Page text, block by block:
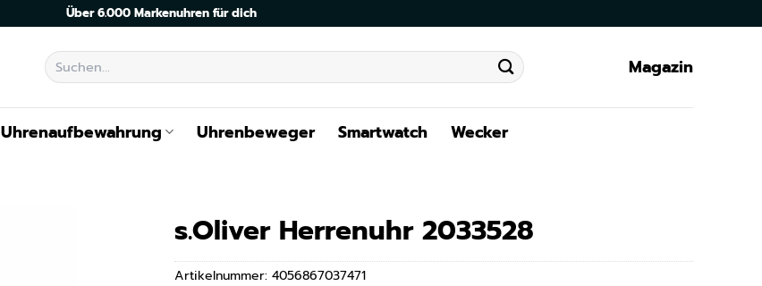
Über 6.000 Markenuhren für dich
Suchen
nach:
Magazin
Uhrenaufbewahrung Uhrenbeweger Smartwatch Wecker
s.Oliver Herrenuhr 2033528
Artikelnummer: 4056867037471